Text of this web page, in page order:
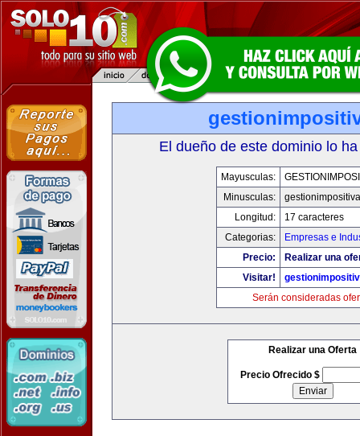
El dueño de este dominio lo
Mayusculas:
Minusculas:
Longitud:
17 caracteres
Categorias:
Empresas e
Precio:
Realizar una
Visitar!
Serán consideradas
Realizar una Oferta
Precio Ofrecido $